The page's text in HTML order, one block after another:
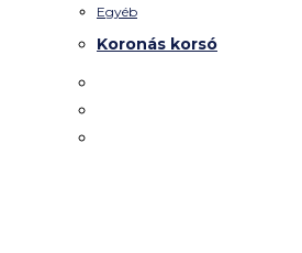
Egyéb
Koronás korsó